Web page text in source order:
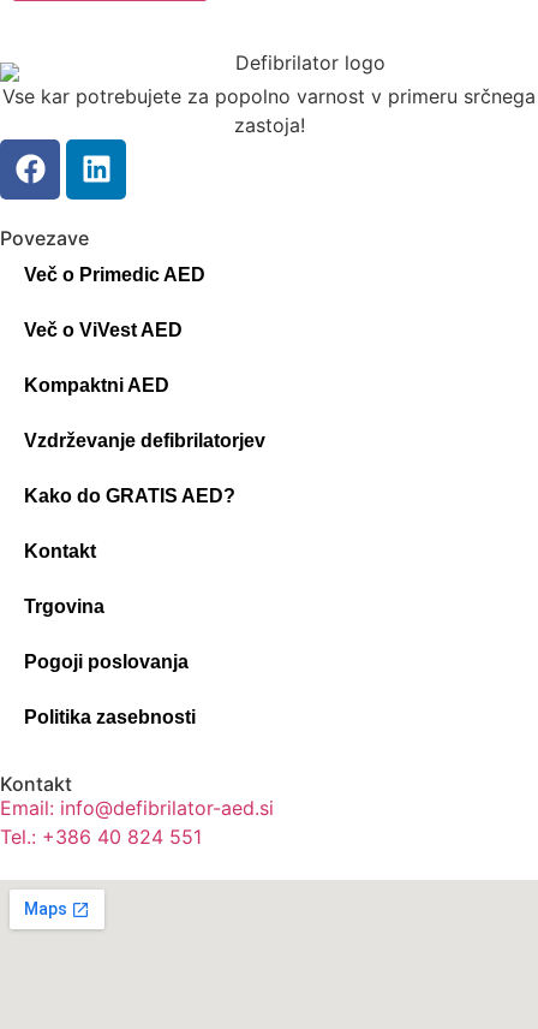
Vse kar potrebujete za popolno varnost v primeru srčnega
zastoja!
Povezave
Več o Primedic AED
Več o ViVest AED
Kompaktni AED
Vzdrževanje defibrilatorjev
Kako do GRATIS AED?
Kontakt
Trgovina
Pogoji poslovanja
Politika zasebnosti
Kontakt
Email: info@defibrilator-aed.si
Tel.: +386 40 824 551